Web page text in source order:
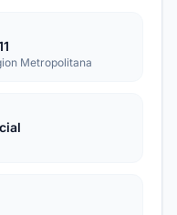
Metropolitana